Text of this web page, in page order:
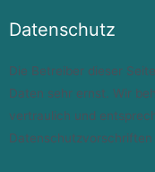
Datenschutz
Die Betreiber dieser
Daten sehr ernst. Wir
vertraulich und